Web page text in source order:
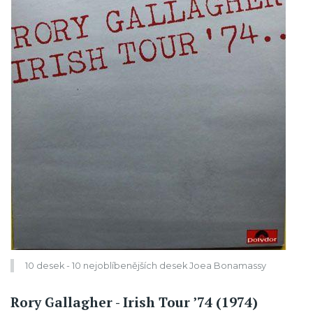
10 desek - 10 nejoblíbenějších desek Joea Bonamassy
Rory Gallagher - Irish Tour ’74 (1974)